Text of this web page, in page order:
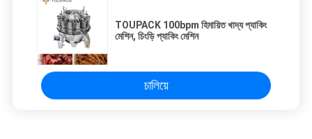
TOUPACK 100bpm হিমায়িত খাদ্য প্যাকিং
মেশিন, চিংড়ি প্যাকিং মেশিন
চালিয়ে